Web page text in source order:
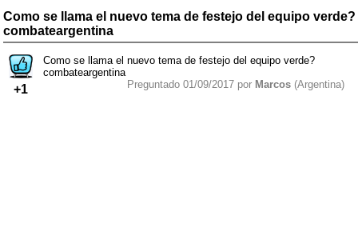
Como se llama el nuevo tema de festejo del equipo verde?
combateargentina
+1
Como se llama el nuevo tema de festejo del equipo verde?
combateargentina
Preguntado 01/09/2017 por Marcos (Argentina)